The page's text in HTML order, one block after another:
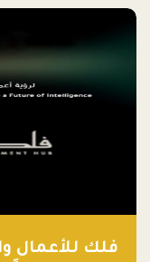
فلك للأعمال